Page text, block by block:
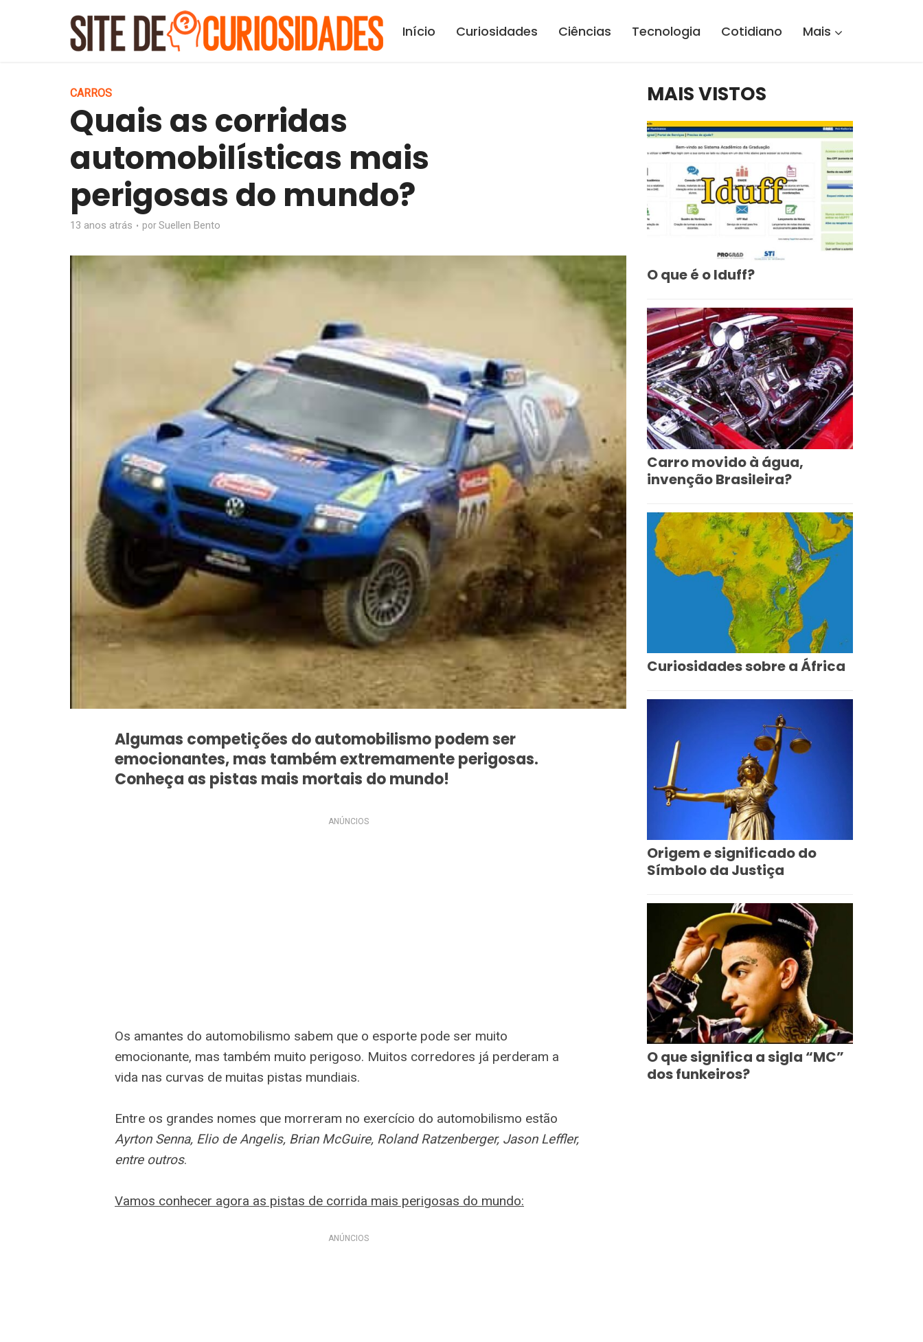
Início Curiosidades Ciências Tecnologia Cotidiano Mais
CARROS
Quais as corridas
automobilísticas mais
perigosas do mundo?
13 anos atrás porSuellen Bento
Algumas competições do automobilismo podem ser
emocionantes, mas também extremamente perigosas.
Conheça as pistas mais mortais do mundo!
ANÚNCIOS
Os amantes do automobilismo sabem que o esporte pode ser muito
emocionante, mas também muito perigoso. Muitos corredores já perderam a
vida nas curvas de muitas pistas mundiais.
Entre os grandes nomes que morreram no exercício do automobilismo estão
Ayrton Senna, Elio de Angelis, Brian McGuire, Roland Ratzenberger, Jason Leffler,
entre outros.
Vamos conhecer agora as pistas de corrida mais perigosas do mundo:
ANÚNCIOS
MAIS VISTOS
O que é o Iduff?
Carro movido à água,
invenção Brasileira?
Curiosidades sobre a África
Origem e significado do
Símbolo da Justiça
O que significa a sigla “MC”
dos funkeiros?